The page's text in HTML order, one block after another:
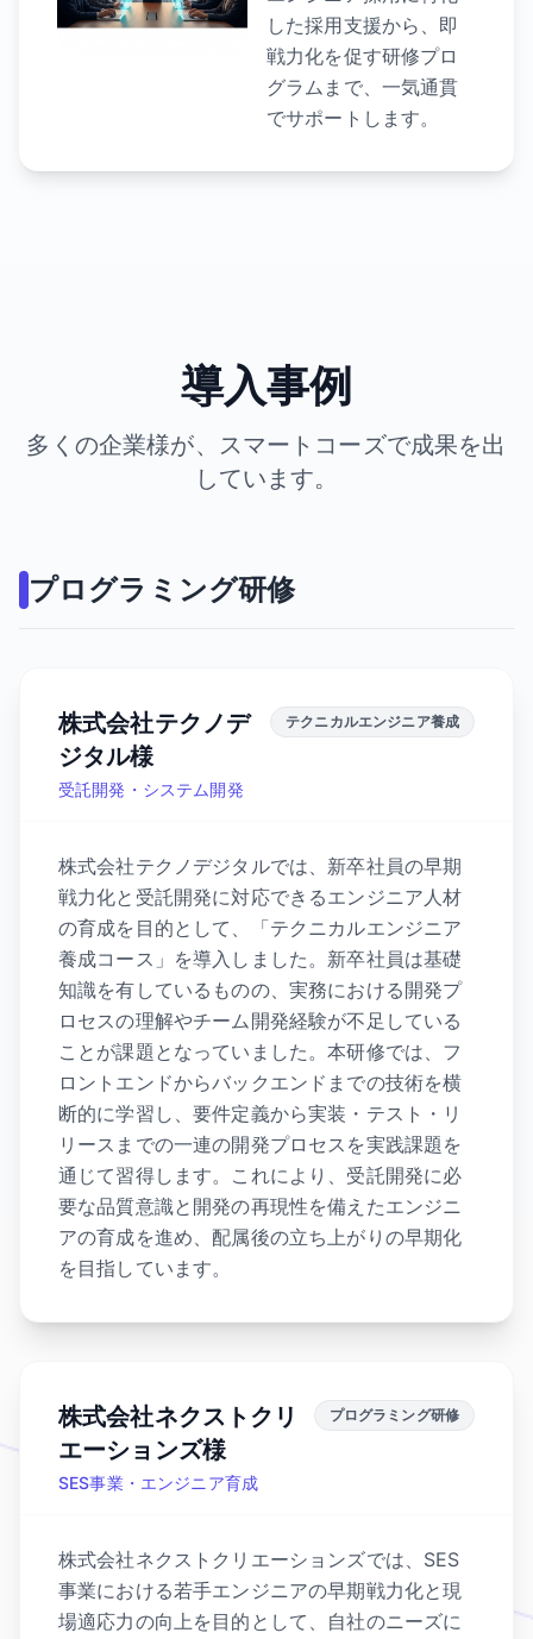
した採用支援から、即
戦力化を促す研修プロ
グラムまで、一気通貫
でサポートします。
導入事例
多くの企業様が、スマートコーズで成果を出
しています。
プログラミング研修
株式会社テクノデ
ジタル様
受託開発・システム開発
テクニカルエンジニア養成
株式会社テクノデジタルでは、新卒社員の早期
戦力化と受託開発に対応できるエンジニア人材
の育成を目的として、「テクニカルエンジニア
養成コース」を導入しました。新卒社員は基礎
知識を有しているものの、実務における開発プ
ロセスの理解やチーム開発経験が不足している
ことが課題となっていました。本研修では、フ
ロントエンドからバックエンドまでの技術を横
断的に学習し、要件定義から実装・テスト・リ
リースまでの一連の開発プロセスを実践課題を
通じて習得します。これにより、受託開発に必
要な品質意識と開発の再現性を備えたエンジニ
アの育成を進め、配属後の立ち上がりの早期化
を目指しています。
株式会社ネクストクリ
エーションズ様
SES事業・エンジニア育成
プログラミング研修
株式会社ネクストクリエーションズでは、SES
事業における若手エンジニアの早期戦力化と現
場適応力の向上を目的として、自社のニーズに